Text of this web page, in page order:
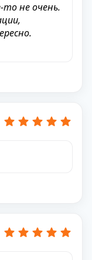
то не очень.